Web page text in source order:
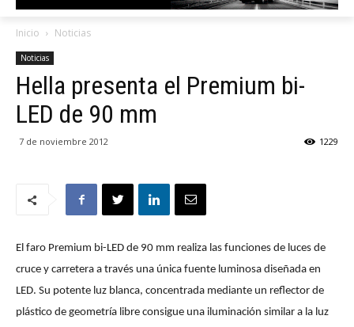
Inicio Noticias
Noticias
Hella presenta el Premium bi-
LED de 90 mm
7 de noviembre 2012 1229
El faro Premium bi-LED de 90 mm realiza las funciones de luces de
cruce y carretera a través una única fuente luminosa diseñada en
LED. Su potente luz blanca, concentrada mediante un reflector de
plástico de geometría libre consigue una iluminación similar a la luz